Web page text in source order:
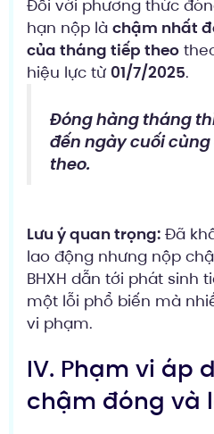
Đối với phương thức
hạn nộp là chậm nhất
của tháng tiếp theo
hiệu lực từ 01/7/2025.
Đóng hàng tháng
đến ngày cuối
theo.
Lưu ý quan trọng: Đã
lao động nhưng nộp
BHXH dẫn tới phát sinh
một lỗi phổ biến mà
vi phạm.
IV. Phạm vi áp
chậm đóng và